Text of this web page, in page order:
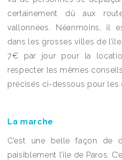
certainement dû aux
vallonnées. Néanmoins, il
dans les grosses villes de
7€ par jour pour la
respecter les mêmes
précisés ci-dessous pour les
La marche
C’est une belle façon de
paisiblement l’île de Paros.